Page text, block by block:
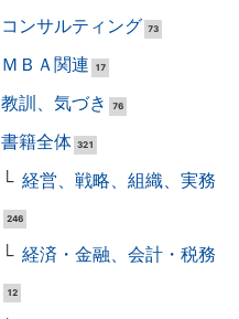
コンサルティング 73
ＭＢＡ関連 17
教訓、気づき 76
書籍全体 321
経営、戦略、組織、実務
246
経済・金融、会計・税務
12